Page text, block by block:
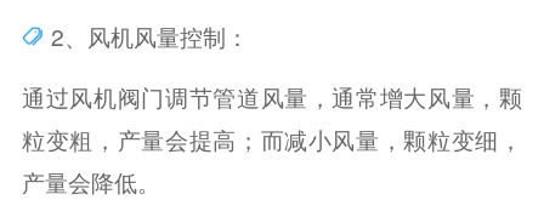
2、风机风量控制‌：
通过风机阀门调节管道风量，通常增大风量，颗
粒变粗，产量会提高；而减小风量，颗粒变细，
产量会降低。